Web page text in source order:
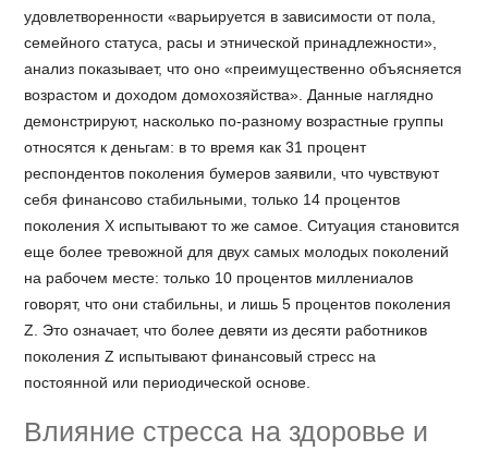
удовлетворенности «варьируется в зависимости от пола,
семейного статуса, расы и этнической принадлежности»,
анализ показывает, что оно «преимущественно объясняется
возрастом и доходом домохозяйства». Данные наглядно
демонстрируют, насколько по-разному возрастные группы
относятся к деньгам: в то время как 31 процент
респондентов поколения бумеров заявили, что чувствуют
себя финансово стабильными, только 14 процентов
поколения X испытывают то же самое. Ситуация становится
еще более тревожной для двух самых молодых поколений
на рабочем месте: только 10 процентов миллениалов
говорят, что они стабильны, и лишь 5 процентов поколения
Z. Это означает, что более девяти из десяти работников
поколения Z испытывают финансовый стресс на
постоянной или периодической основе.
Влияние стресса на здоровье и